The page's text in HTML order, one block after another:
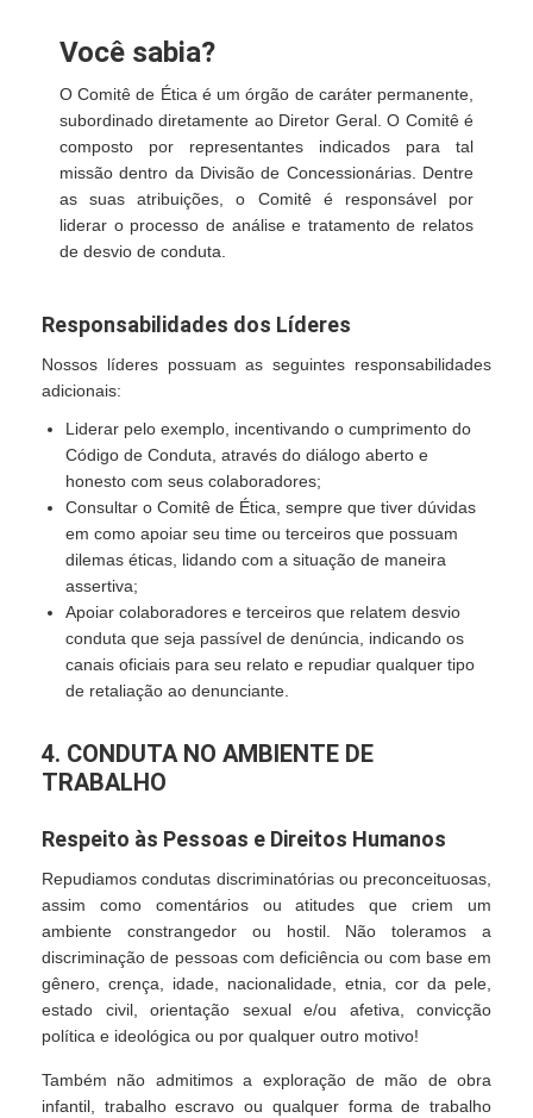
Você sabia?
O Comitê de Ética é um órgão de caráter permanente,
subordinado diretamente ao Diretor Geral. O Comitê é
composto por representantes indicados para tal
missão dentro da Divisão de Concessionárias. Dentre
as suas atribuições, o Comitê é responsável por
liderar o processo de análise e tratamento de relatos
de desvio de conduta.
Responsabilidades dos Líderes
Nossos líderes possuam as seguintes responsabilidades
adicionais:
Liderar pelo exemplo, incentivando o cumprimento do
Código de Conduta, através do diálogo aberto e
honesto com seus colaboradores;
Consultar o Comitê de Ética, sempre que tiver dúvidas
em como apoiar seu time ou terceiros que possuam
dilemas éticas, lidando com a situação de maneira
assertiva;
Apoiar colaboradores e terceiros que relatem desvio
conduta que seja passível de denúncia, indicando os
canais oficiais para seu relato e repudiar qualquer tipo
de retaliação ao denunciante.
4. CONDUTA NO AMBIENTE DE
TRABALHO
Respeito às Pessoas e Direitos Humanos
Repudiamos condutas discriminatórias ou preconceituosas,
assim como comentários ou atitudes que criem um
ambiente constrangedor ou hostil. Não toleramos a
discriminação de pessoas com deficiência ou com base em
gênero, crença, idade, nacionalidade, etnia, cor da pele,
estado civil, orientação sexual e/ou afetiva, convicção
política e ideológica ou por qualquer outro motivo!
Também não admitimos a exploração de mão de obra
infantil, trabalho escravo ou qualquer forma de trabalho